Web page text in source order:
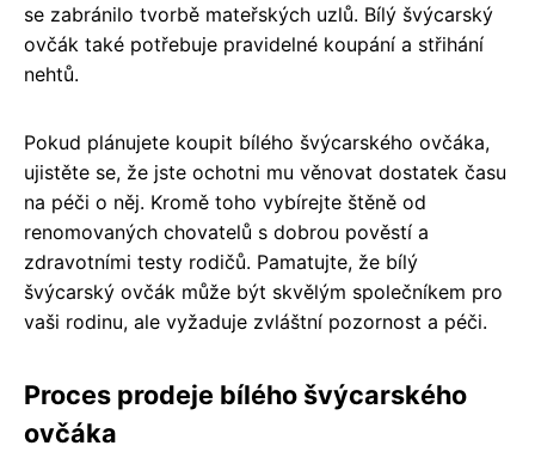
se zabránilo tvorbě mateřských uzlů. Bílý švýcarský
ovčák také potřebuje pravidelné koupání a střihání
nehtů.
Pokud plánujete koupit bílého švýcarského ovčáka,
ujistěte se, že jste ochotni mu věnovat dostatek času
na péči o něj. Kromě toho vybírejte štěně od
renomovaných chovatelů s dobrou pověstí a
zdravotními testy rodičů. Pamatujte, že bílý
švýcarský ovčák může být skvělým společníkem pro
vaši rodinu, ale vyžaduje zvláštní pozornost a péči.
Proces prodeje bílého švýcarského
ovčáka